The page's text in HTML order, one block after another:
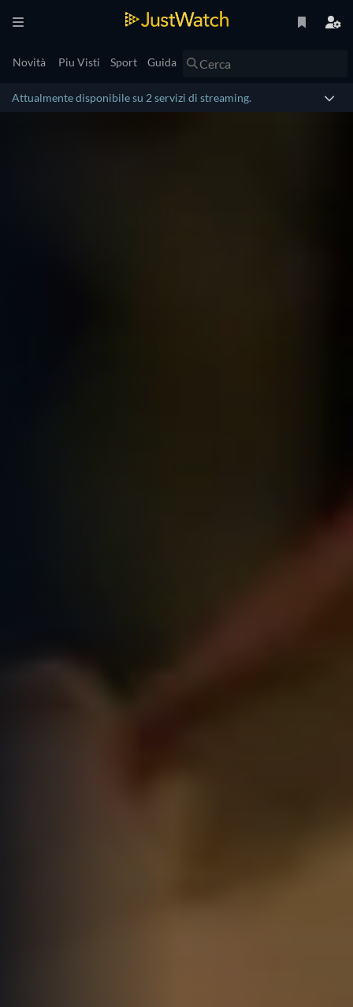
Novità Piu Visti Sport Guida
Attualmente disponibile su 2 servizi di streaming.